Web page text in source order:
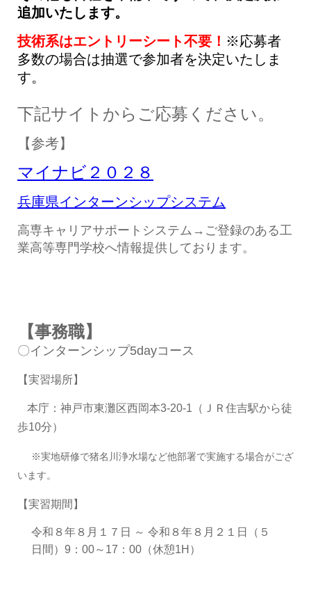
追加いたします。
技術系はエントリーシート不要！ ※応募者
多数の場合は抽選で参加者を決定いたしま
す。
下記サイトからご応募ください。
【参考】
マイナビ２０２８
兵庫県インターンシップシステム
高専キャリアサポートシステム→ご登録のある工
業高等専門学校へ情報提供しております。
【事務職】
〇インターンシップ5dayコース
【実習場所】
本庁：神戸市東灘区西岡本3-20-1（ＪＲ住吉駅から徒
歩10分）
※実地研修で猪名川浄水場など他部署で実施する場合がござ
います。
【実習期間】
令和８年８月１７日 ～ 令和８年８月２１日（５
日間）9：00～17：00（休憩1H）